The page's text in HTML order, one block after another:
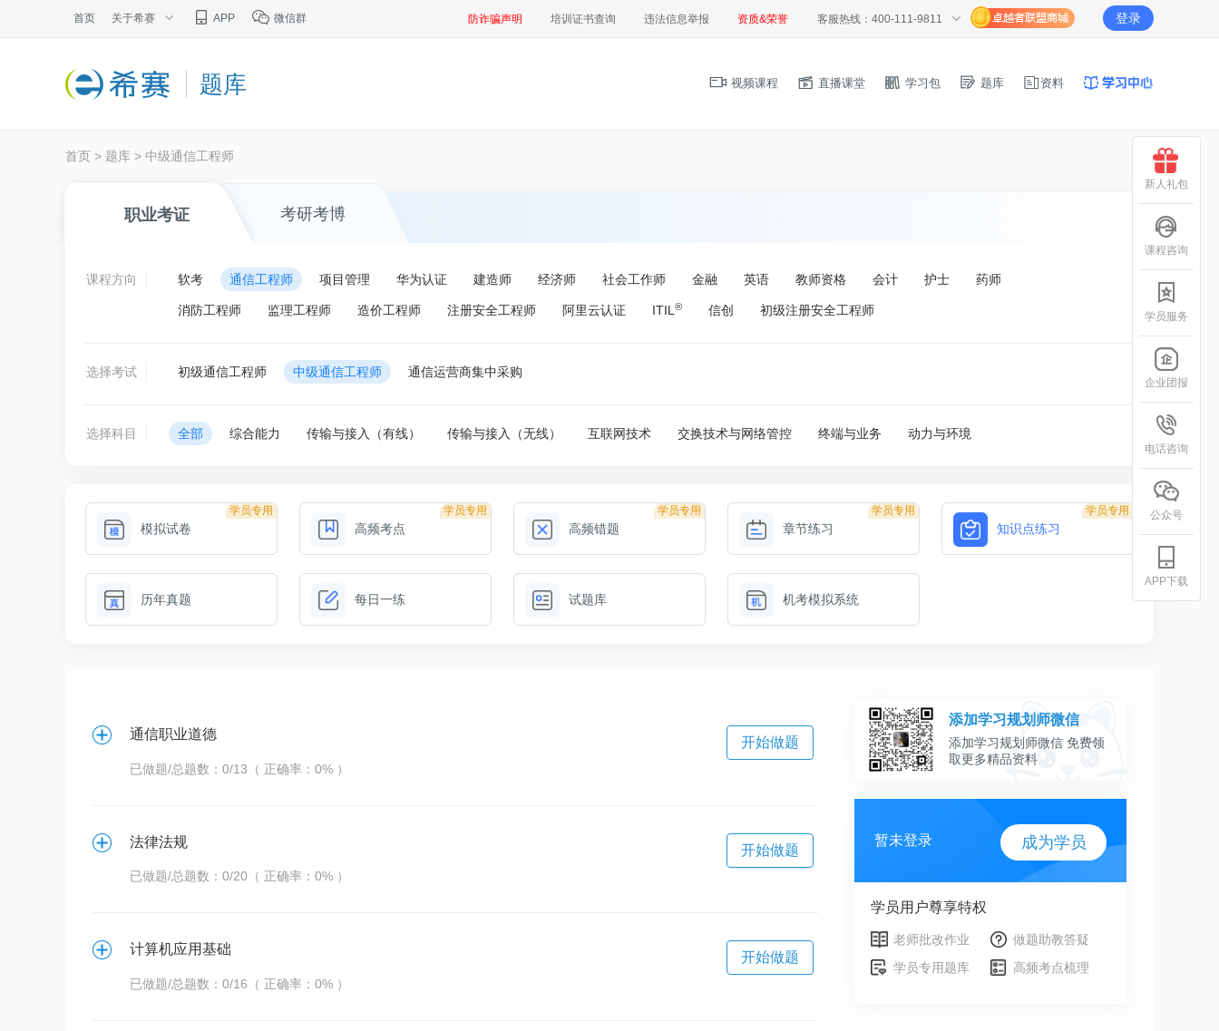
首页 关于希赛 APP 微信群 防诈骗声明 培训证书查询 违法信息举报 资质&荣誉 客服热线：400-111-9811 登录
题库 视频课程 直播课堂 学习包 题库 资料
首页 > 题库 > 中级通信工程师
职业考证 考研考博
课程方向 软考 通信工程师 项目管理 华为认证 建造师 经济师 社会工作师 金融 英语 教师资格 会计 护士 药师
消防工程师 监理工程师 造价工程师 注册安全工程师 阿里云认证 ITIL ® 信创 初级注册安全工程师
选择考试 初级通信工程师 中级通信工程师 通信运营商集中采购
选择科目 全部 综合能力 传输与接入（有线） 传输与接入（无线） 互联网技术 交换技术与网络管控 终端与业务 动力与环境
学员专用
模拟试卷
学员专用
高频考点
学员专用
高频错题
学员专用
章节练习
学员专用
知识点练习
历年真题 每日一练 试题库 机考模拟系统
通信职业道德
已做题/总题数：0/13（ 正确率：0% ）
开始做题
法律法规
已做题/总题数：0/20（ 正确率：0% ）
开始做题
计算机应用基础
已做题/总题数：0/16（ 正确率：0% ）
开始做题
添加学习规划师微信
添加学习规划师微信 免费领
取更多精品资料
暂未登录 成为学员
学员用户尊享特权
老师批改作业
做题助教答疑
学员专用题库
高频考点梳理
新人礼包
课程咨询
学员服务
企业团报
电话咨询
公众号
APP下载